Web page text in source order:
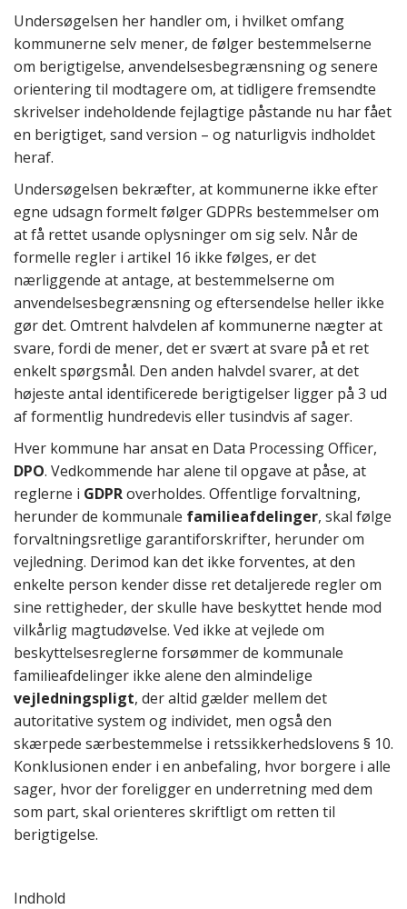
Undersøgelsen her handler om, i hvilket omfang
kommunerne selv mener, de følger bestemmelserne
om berigtigelse, anvendelsesbegrænsning og senere
orientering til modtagere om, at tidligere fremsendte
skrivelser indeholdende fejlagtige påstande nu har fået
en berigtiget, sand version – og naturligvis indholdet
heraf.
Undersøgelsen bekræfter, at kommunerne ikke efter
egne udsagn formelt følger GDPRs bestemmelser om
at få rettet usande oplysninger om sig selv. Når de
formelle regler i artikel 16 ikke følges, er det
nærliggende at antage, at bestemmelserne om
anvendelsesbegrænsning og eftersendelse heller ikke
gør det. Omtrent halvdelen af kommunerne nægter at
svare, fordi de mener, det er svært at svare på et ret
enkelt spørgsmål. Den anden halvdel svarer, at det
højeste antal identificerede berigtigelser ligger på 3 ud
af formentlig hundredevis eller tusindvis af sager.
Hver kommune har ansat en Data Processing Officer,
DPO. Vedkommende har alene til opgave at påse, at
reglerne i GDPRoverholdes. Offentlige forvaltning,
herunder de kommunale familieafdelinger, skal følge
forvaltningsretlige garantiforskrifter, herunder om
vejledning. Derimod kan det ikke forventes, at den
enkelte person kender disse ret detaljerede regler om
sine rettigheder, der skulle have beskyttet hende mod
vilkårlig magtudøvelse. Ved ikke at vejlede om
beskyttelsesreglerne forsømmer de kommunale
familieafdelinger ikke alene den almindelige
vejledningspligt, der altid gælder mellem det
autoritative system og individet, men også den
skærpede særbestemmelse i retssikkerhedslovens § 10.
Konklusionen ender i en anbefaling, hvor borgere i alle
sager, hvor der foreligger en underretning med dem
som part, skal orienteres skriftligt om retten til
berigtigelse.
Indhold